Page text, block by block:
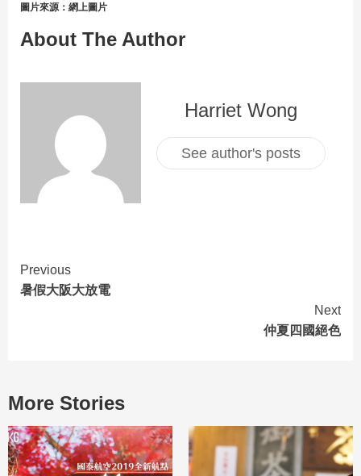
圖片來源：網上圖片
About The Author
Harriet Wong
See author's posts
Previous
暑假大阪大放電
Next
仲夏四國絕色
More Stories